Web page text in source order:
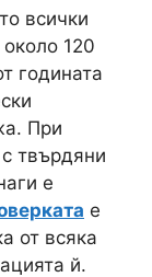
всички
120
годината
При
твърдяни
е
е
от всяка
й.